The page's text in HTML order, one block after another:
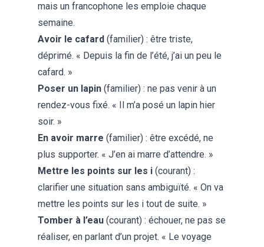
mais un francophone les emploie chaque
semaine.
Avoir le cafard (familier) : être triste,
déprimé. « Depuis la fin de l’été, j’ai un peu le
cafard. »
Poser un lapin (familier) : ne pas venir à un
rendez-vous fixé. « Il m’a posé un lapin hier
soir. »
En avoir marre (familier) : être excédé, ne
plus supporter. « J’en ai marre d’attendre. »
Mettre les points sur les i (courant) :
clarifier une situation sans ambiguïté. « On va
mettre les points sur les i tout de suite. »
Tomber à l’eau (courant) : échouer, ne pas se
réaliser, en parlant d’un projet. « Le voyage